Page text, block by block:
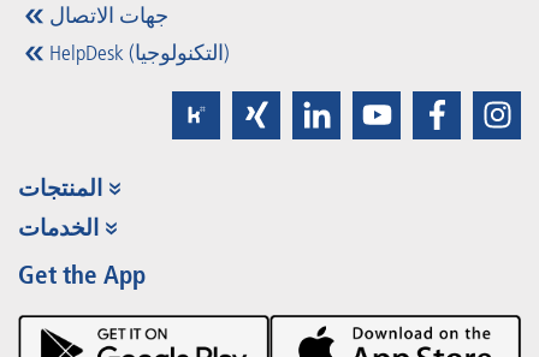
جهات الاتصال
HelpDesk (التكنولوجيا)
مجموعة المنتجات
Partner Portal
Product Promotions
الفوائد
Premium Shop
الفعاليات
Get the App